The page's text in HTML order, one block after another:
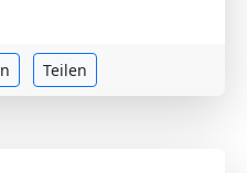
Teilen